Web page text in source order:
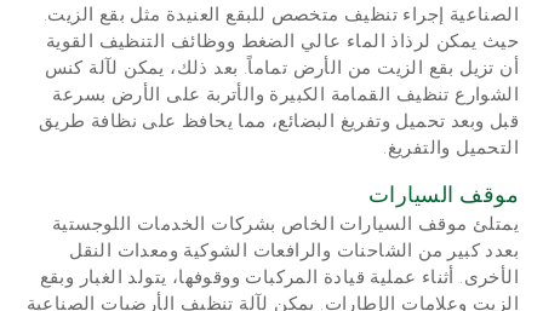
الصناعية إجراء تنظيف متخصص للبقع العنيدة مثل بقع الزيت.
حيث يمكن لرذاذ الماء عالي الضغط ووظائف التنظيف القوية
أن تزيل بقع الزيت من الأرض تماماً. بعد ذلك، يمكن لآلة كنس
الشوارع تنظيف القمامة الكبيرة والأتربة على الأرض بسرعة
قبل وبعد تحميل وتفريغ البضائع، مما يحافظ على نظافة طريق
التحميل والتفريغ.
موقف السيارات
يمتلئ موقف السيارات الخاص بشركات الخدمات اللوجستية
بعدد كبير من الشاحنات والرافعات الشوكية ومعدات النقل
الأخرى. أثناء عملية قيادة المركبات ووقوفها، يتولد الغبار وبقع
الزيت وعلامات الإطارات. يمكن لآلة تنظيف الأرضيات الصناعية